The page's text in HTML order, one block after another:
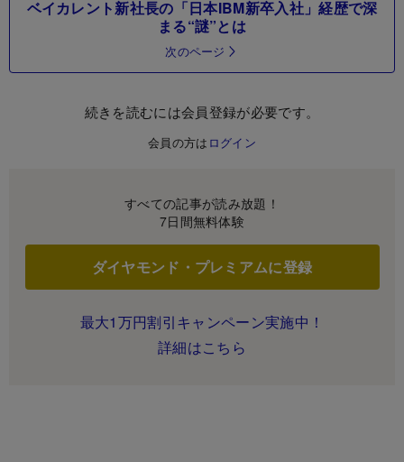
ベイカレント新社長の「日本IBM新卒入社」経歴で深
まる“謎”とは
次のページ
続きを読むには会員登録が必要です。
会員の方は ログイン
すべての記事が読み放題！
7日間無料体験
ダイヤモンド・プレミアムに登録
最大1万円割引キャンペーン実施中！
詳細はこちら